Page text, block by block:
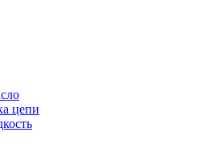
цепи